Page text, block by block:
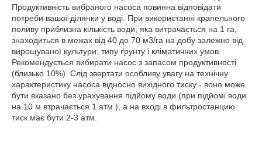
Продуктивність вибраного насоса повинна відповідати
потреби вашої ділянки у воді. При використанні крапельного
поливу приблизна кількість води, яка витрачається на 1 га,
знаходиться в межах від 40 до 70 м3/га на добу залежно від
вирощуваної культури, типу ґрунту і кліматичних умов.
Рекомендується вибирати насос з запасом продуктивності
(близько 10%). Слід звертати особливу увагу на технічну
характеристику насоса відносно вихідного тиску - воно може
бути вказано без урахування підйому води (при підйомі води
на 10 м втрачається 1 атм.), а на вході в фильтростанцию
тиск має бути 2-3 атм.